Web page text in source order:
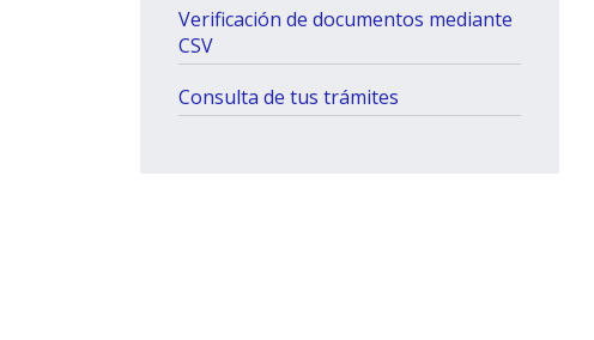
Verificación de documentos mediante
CSV
Consulta de tus trámites